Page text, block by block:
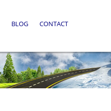
BLOG CONTACT